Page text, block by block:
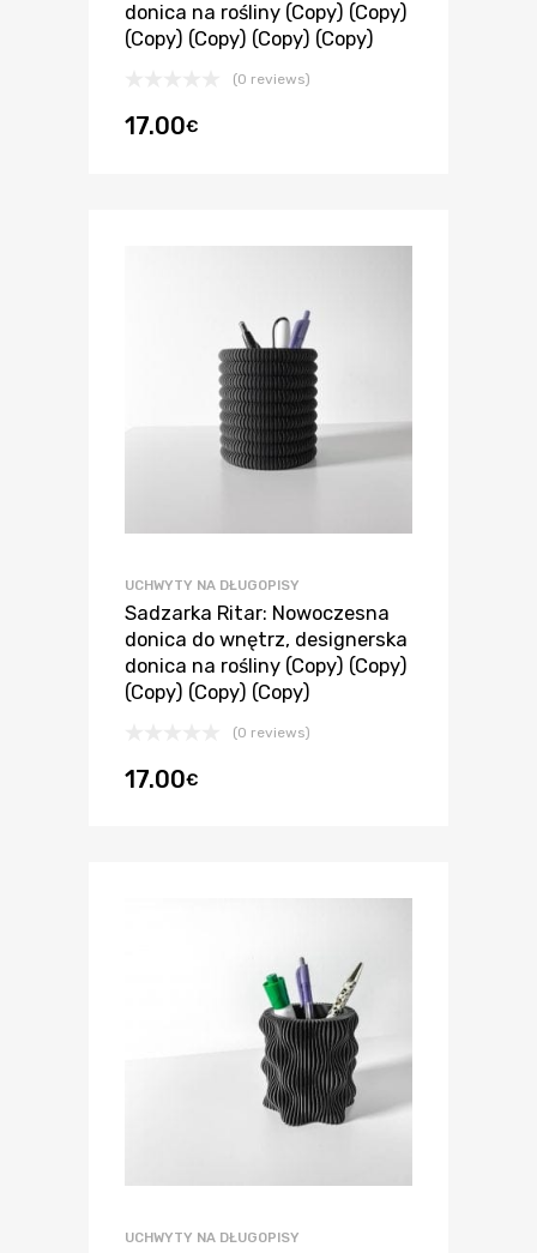
donica na rośliny (Copy) (Copy)
(Copy) (Copy) (Copy) (Copy)
(0 reviews)
17.00€
UCHWYTY NA DŁUGOPISY
Sadzarka Ritar: Nowoczesna
donica do wnętrz, designerska
donica na rośliny (Copy) (Copy)
(Copy) (Copy) (Copy)
(0 reviews)
17.00€
UCHWYTY NA DŁUGOPISY